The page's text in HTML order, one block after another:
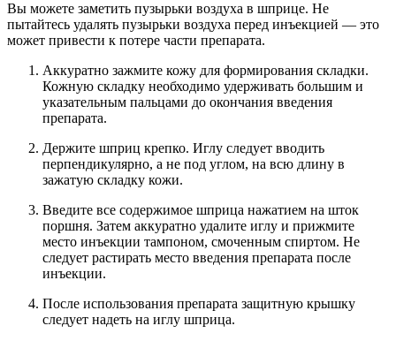
Вы можете заметить пузырьки воздуха в шприце. Не
пытайтесь удалять пузырьки воздуха перед инъекцией — это
может привести к потере части препарата.
Аккуратно зажмите кожу для формирования складки.
Кожную складку необходимо удерживать большим и
указательным пальцами до окончания введения
препарата.
Держите шприц крепко. Иглу следует вводить
перпендикулярно, а не под углом, на всю длину в
зажатую складку кожи.
Введите все содержимое шприца нажатием на шток
поршня. Затем аккуратно удалите иглу и прижмите
место инъекции тампоном, смоченным спиртом. Не
следует растирать место введения препарата после
инъекции.
После использования препарата защитную крышку
следует надеть на иглу шприца.